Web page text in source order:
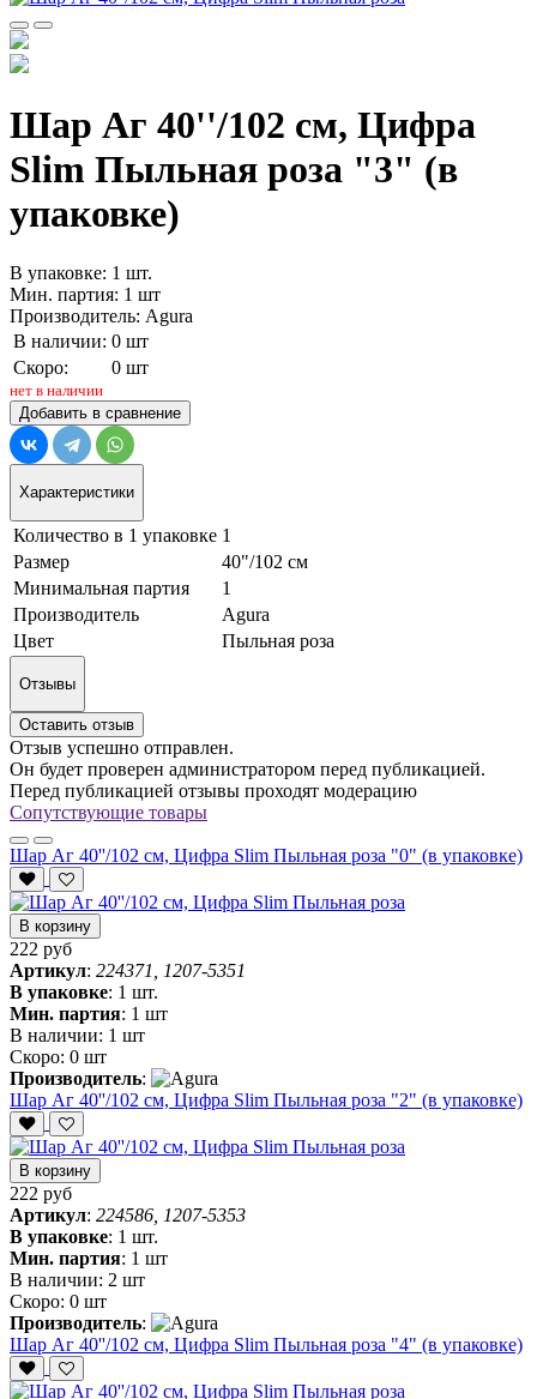
Шар Аг 40''/102 см, Цифра
Slim Пыльная роза "3" (в
упаковке)
В упаковке: 1 шт.
Мин. партия: 1 шт
Производитель: Agura
В наличии: 0 шт
Скоро:
0 шт
нет в наличии
Добавить в сравнение
Характеристики
Количество в 1 упаковке 1
Размер
40"/102 см
Минимальная партия
1
Производитель
Agura
Цвет
Пыльная роза
Отзывы
Оставить отзыв
Отзыв успешно отправлен.
Он будет проверен администратором перед публикацией.
Перед публикацией отзывы проходят модерацию
Сопутствующие товары
Шар Аг 40''/102 см, Цифра Slim Пыльная роза "0" (в упаковке)
В корзину
222 руб
Артикул: 224371, 1207-5351
В упаковке: 1 шт.
Мин. партия: 1 шт
В наличии: 1 шт
Скоро: 0 шт
Производитель:
Шар Аг 40''/102 см, Цифра Slim Пыльная роза "2" (в упаковке)
В корзину
222 руб
Артикул: 224586, 1207-5353
В упаковке: 1 шт.
Мин. партия: 1 шт
В наличии: 2 шт
Скоро: 0 шт
Производитель:
Шар Аг 40''/102 см, Цифра Slim Пыльная роза "4" (в упаковке)